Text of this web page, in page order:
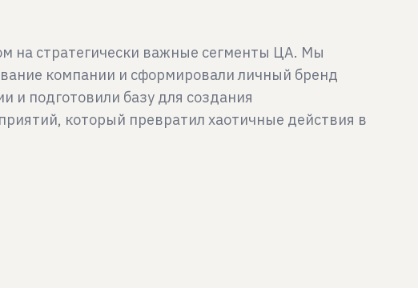
на стратегически важные сегменты ЦА. Мы
компании и сформировали личный бренд
и подготовили базу для создания
который превратил хаотичные действия в